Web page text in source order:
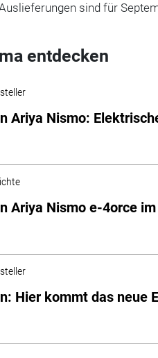
sind für
entdecken
Ariya Nismo:
Ariya Nismo e-4orce
Hier kommt das neue